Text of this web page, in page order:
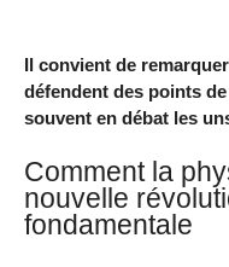
Il convient de
défendent des points
souvent en débat les
Comment la
nouvelle
fondamentale